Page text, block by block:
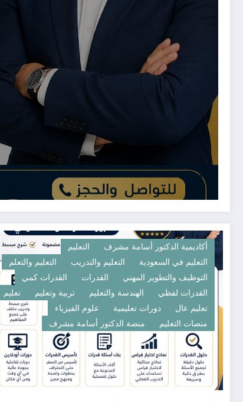
أكاديمية الدكتور أسامة مشرف
التعليم
التعليم في السعودية
التعليم والتدريب
التعليم والتعلم
التوظيف والتطوير المهني
القدرات
القدرات كمي
القدرات لفظي
الهندسة والتعليم تربية وتعليم
تعليم
تعليم عال
دورات تعليمية
علوم الفيزياء
منصات التعليم
منصة الدكتور أسامة مشرف